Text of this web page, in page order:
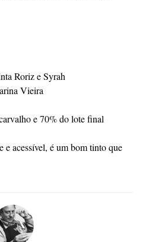
Roriz e Syrah
Vieira
e 70% do lote final
e acessível, é um bom tinto que